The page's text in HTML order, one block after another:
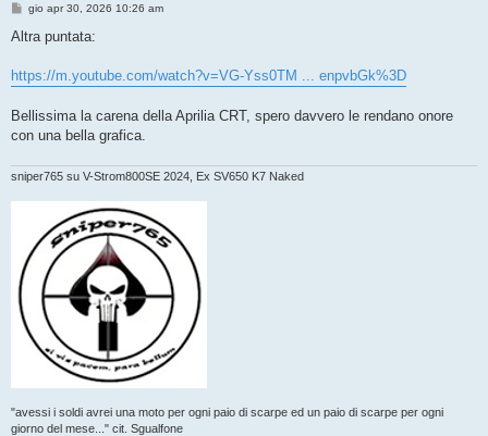
M
s
g
g
o
gio apr 30, 2026 10:26 am
Altra puntata:
https://m.youtube.com/watch?v=VG-Yss0TM ... enpvbGk%3D
Bellissima la carena della Aprilia CRT, spero davvero le rendano onore
con una bella grafica.
sniper765 su V-Strom800SE 2024, Ex SV650 K7 Naked
"avessi i soldi avrei una moto per ogni paio di scarpe ed un paio di scarpe per ogni
giorno del mese..." cit. Sgualfone